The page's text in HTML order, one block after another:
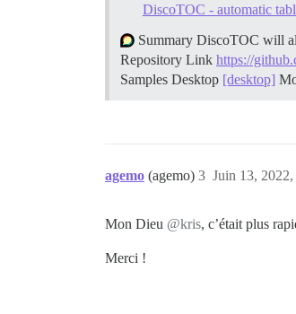
DiscoTOC - automatic
Summary DiscoTOC will
Repository Link https://
Samples Desktop [desktop]
agemo (agemo) Juin 13,
3
Mon Dieu @kris, c’était plus
Merci !